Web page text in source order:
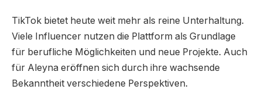
TikTok bietet heute weit mehr als reine Unterhaltung.
Viele Influencer nutzen die Plattform als Grundlage
für berufliche Möglichkeiten und neue Projekte. Auch
für Aleyna eröffnen sich durch ihre wachsende
Bekanntheit verschiedene Perspektiven.